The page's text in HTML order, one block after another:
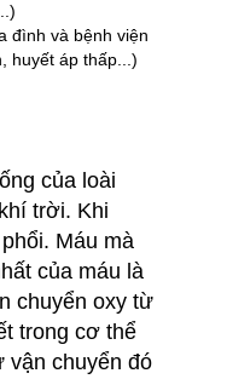
đình và bệnh viện
huyết áp thấp...)
của loài
trời. Khi
Máu mà
của máu là
chuyển oxy từ
trong cơ thể
vận chuyển đó